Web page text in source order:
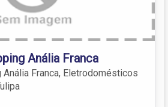
Anália Franca
Franca, Eletrodomésticos